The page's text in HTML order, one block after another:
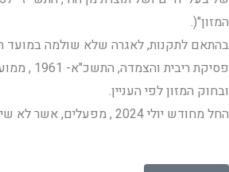
המזון"(.
בהתאם לתקנות, לאגרה שלא שולמה במועד
פסיקת ריבית והצמדה, התשכ"א- 1961 , ממועד התשלום ועד לתשלום בפועל. מועד התשלום מוגדר בתקנות
ובחוק המזון לפי העניין.
החל מחודש יולי 2024 , מפעלים, אשר לא שילמו אגרות שהופקו מכוח התקנות במועד התשלום המחויב.